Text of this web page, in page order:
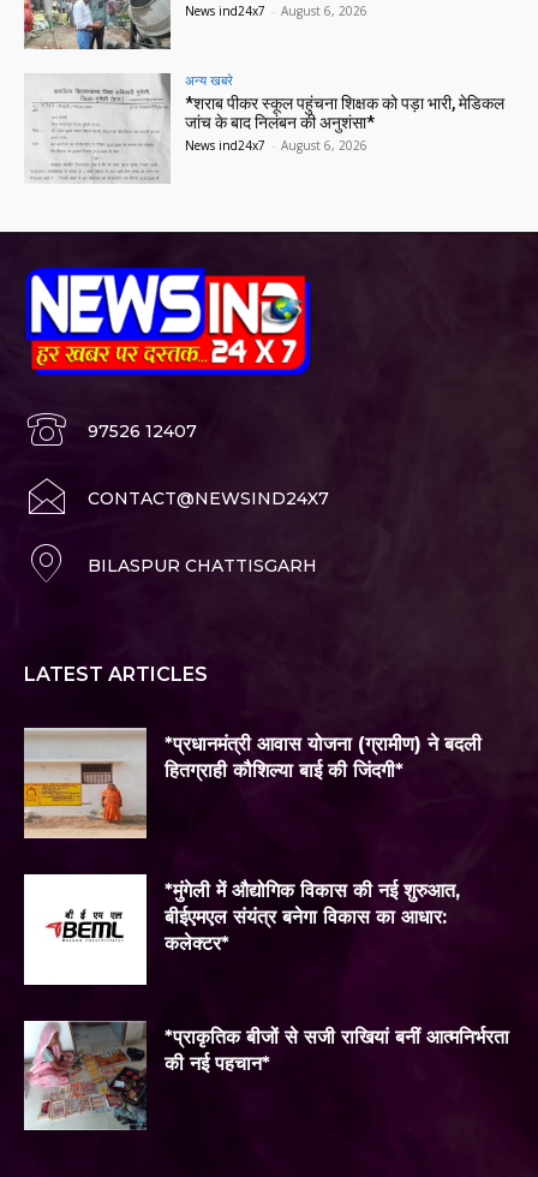
News ind24x7 - August 6, 2026
अन्य खबरे
*शराब पीकर स्कूल पहुंचना शिक्षक को पड़ा भारी, मेडिकल
जांच के बाद निलंबन की अनुशंसा*
News ind24x7 - August 6, 2026
97526 12407
CONTACT@NEWSIND24X7
BILASPUR CHATTISGARH
LATEST ARTICLES
*प्रधानमंत्री आवास योजना (ग्रामीण) ने बदली
हितग्राही कौशिल्या बाई की जिंदगी*
*मुंगेली में औद्योगिक विकास की नई शुरुआत,
बीईएमएल संयंत्र बनेगा विकास का आधार:
कलेक्टर*
*प्राकृतिक बीजों से सजी राखियां बनीं आत्मनिर्भरता
की नई पहचान*